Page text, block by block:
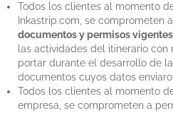
Todos los clientes al momento
Inkastrip.com, se comprometen
documentos y permisos vigentes
las actividades del itinerario
portar durante el desarrollo de
documentos cuyos datos
Todos los clientes al momento
empresa, se comprometen a